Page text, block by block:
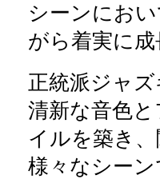
シーンにお
がら着実に成
正統派ジャ
清新な音色
イルを築き
様々なシー